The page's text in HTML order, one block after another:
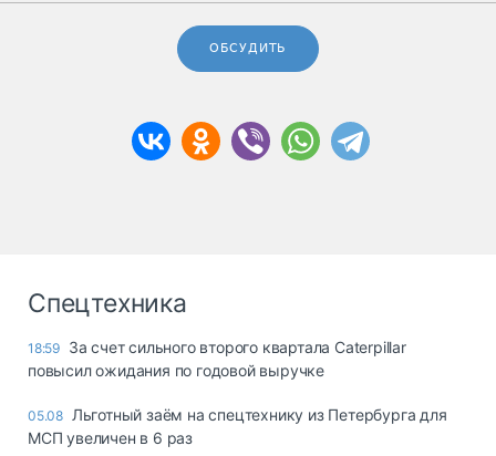
ОБСУДИТЬ
Спецтехника
18:59 За счет сильного второго квартала Caterpillar
повысил ожидания по годовой выручке
05.08 Льготный заём на спецтехнику из Петербурга для
МСП увеличен в 6 раз